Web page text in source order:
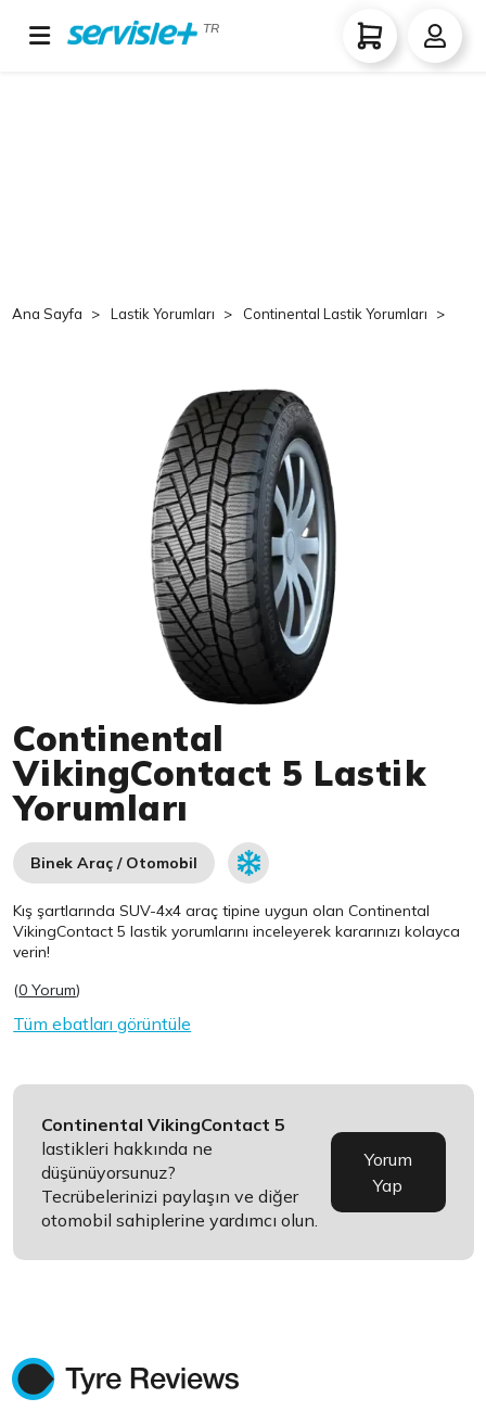
TR
Ana Sayfa Lastik Yorumları Continental Lastik Yorumları
Continental
VikingContact 5 Lastik
Yorumları
Binek Araç / Otomobil
Kış şartlarında SUV-4x4 araç tipine uygun olanContinental
VikingContact 5 lastik yorumlarını inceleyerek kararınızı kolayca
verin!
(0 Yorum)
Tüm ebatları görüntüle
Continental VikingContact 5
lastikleri hakkında ne
düşünüyorsunuz?
Tecrübelerinizi paylaşın ve diğer
otomobil sahiplerine yardımcı olun.
Yorum
Yap